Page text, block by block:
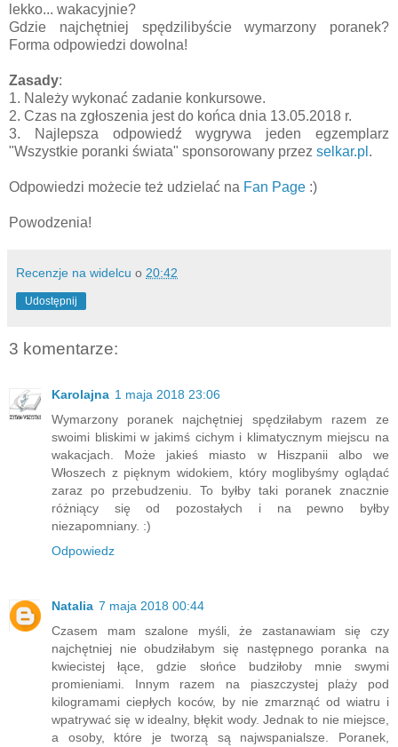
lekko... wakacyjnie?
Gdzie najchętniej spędzilibyście wymarzony poranek?
Forma odpowiedzi dowolna!
Zasady:
1. Należy wykonać zadanie konkursowe.
2. Czas na zgłoszenia jest do końca dnia 13.05.2018 r.
3. Najlepsza odpowiedź wygrywa jeden egzemplarz
"Wszystkie poranki świata" sponsorowany przez selkar.pl .
Odpowiedzi możecie też udzielać na Fan Page :)
Powodzenia!
Recenzje na widelcu o 20:42
Udostępnij
3 komentarze:
Karolajna 1 maja 2018 23:06
Wymarzony poranek najchętniej spędziłabym razem ze
swoimi bliskimi w jakimś cichym i klimatycznym miejscu na
wakacjach. Może jakieś miasto w Hiszpanii albo we
Włoszech z pięknym widokiem, który moglibyśmy oglądać
zaraz po przebudzeniu. To byłby taki poranek znacznie
różniący się od pozostałych i na pewno byłby
niezapomniany. :)
Odpowiedz
Natalia 7 maja 2018 00:44
Czasem mam szalone myśli, że zastanawiam się czy
najchętniej nie obudziłabym się następnego poranka na
kwiecistej łące, gdzie słońce budziłoby mnie swymi
promieniami. Innym razem na piaszczystej plaży pod
kilogramami ciepłych koców, by nie zmarznąć od wiatru i
wpatrywać się w idealny, błękit wody. Jednak to nie miejsce,
a osoby, które je tworzą są najwspanialsze. Poranek,